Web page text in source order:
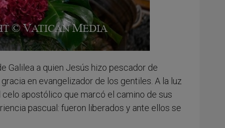
Galilea a quien Jesús hizo pescador de
en evangelizador de los gentiles. A la luz
apostólico que marcó el camino de sus
pascual: fueron liberados y ante ellos se